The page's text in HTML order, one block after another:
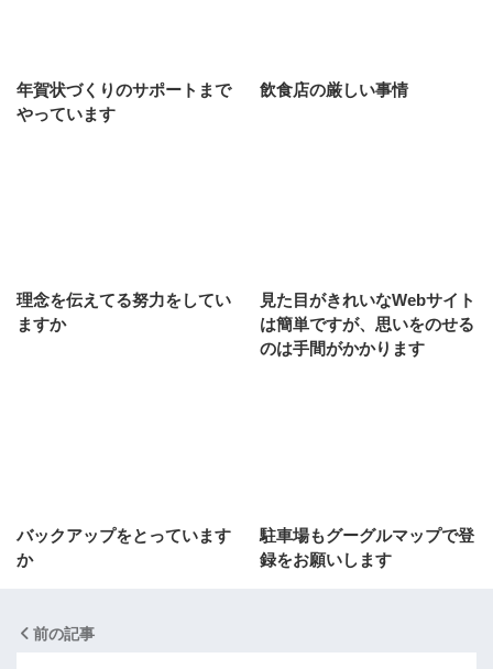
年賀状づくりのサポートまで
やっています
飲食店の厳しい事情
理念を伝えてる努力をしてい
ますか
見た目がきれいなWebサイト
は簡単ですが、思いをのせる
のは手間がかかります
バックアップをとっています
か
駐車場もグーグルマップで登
録をお願いします
前の記事